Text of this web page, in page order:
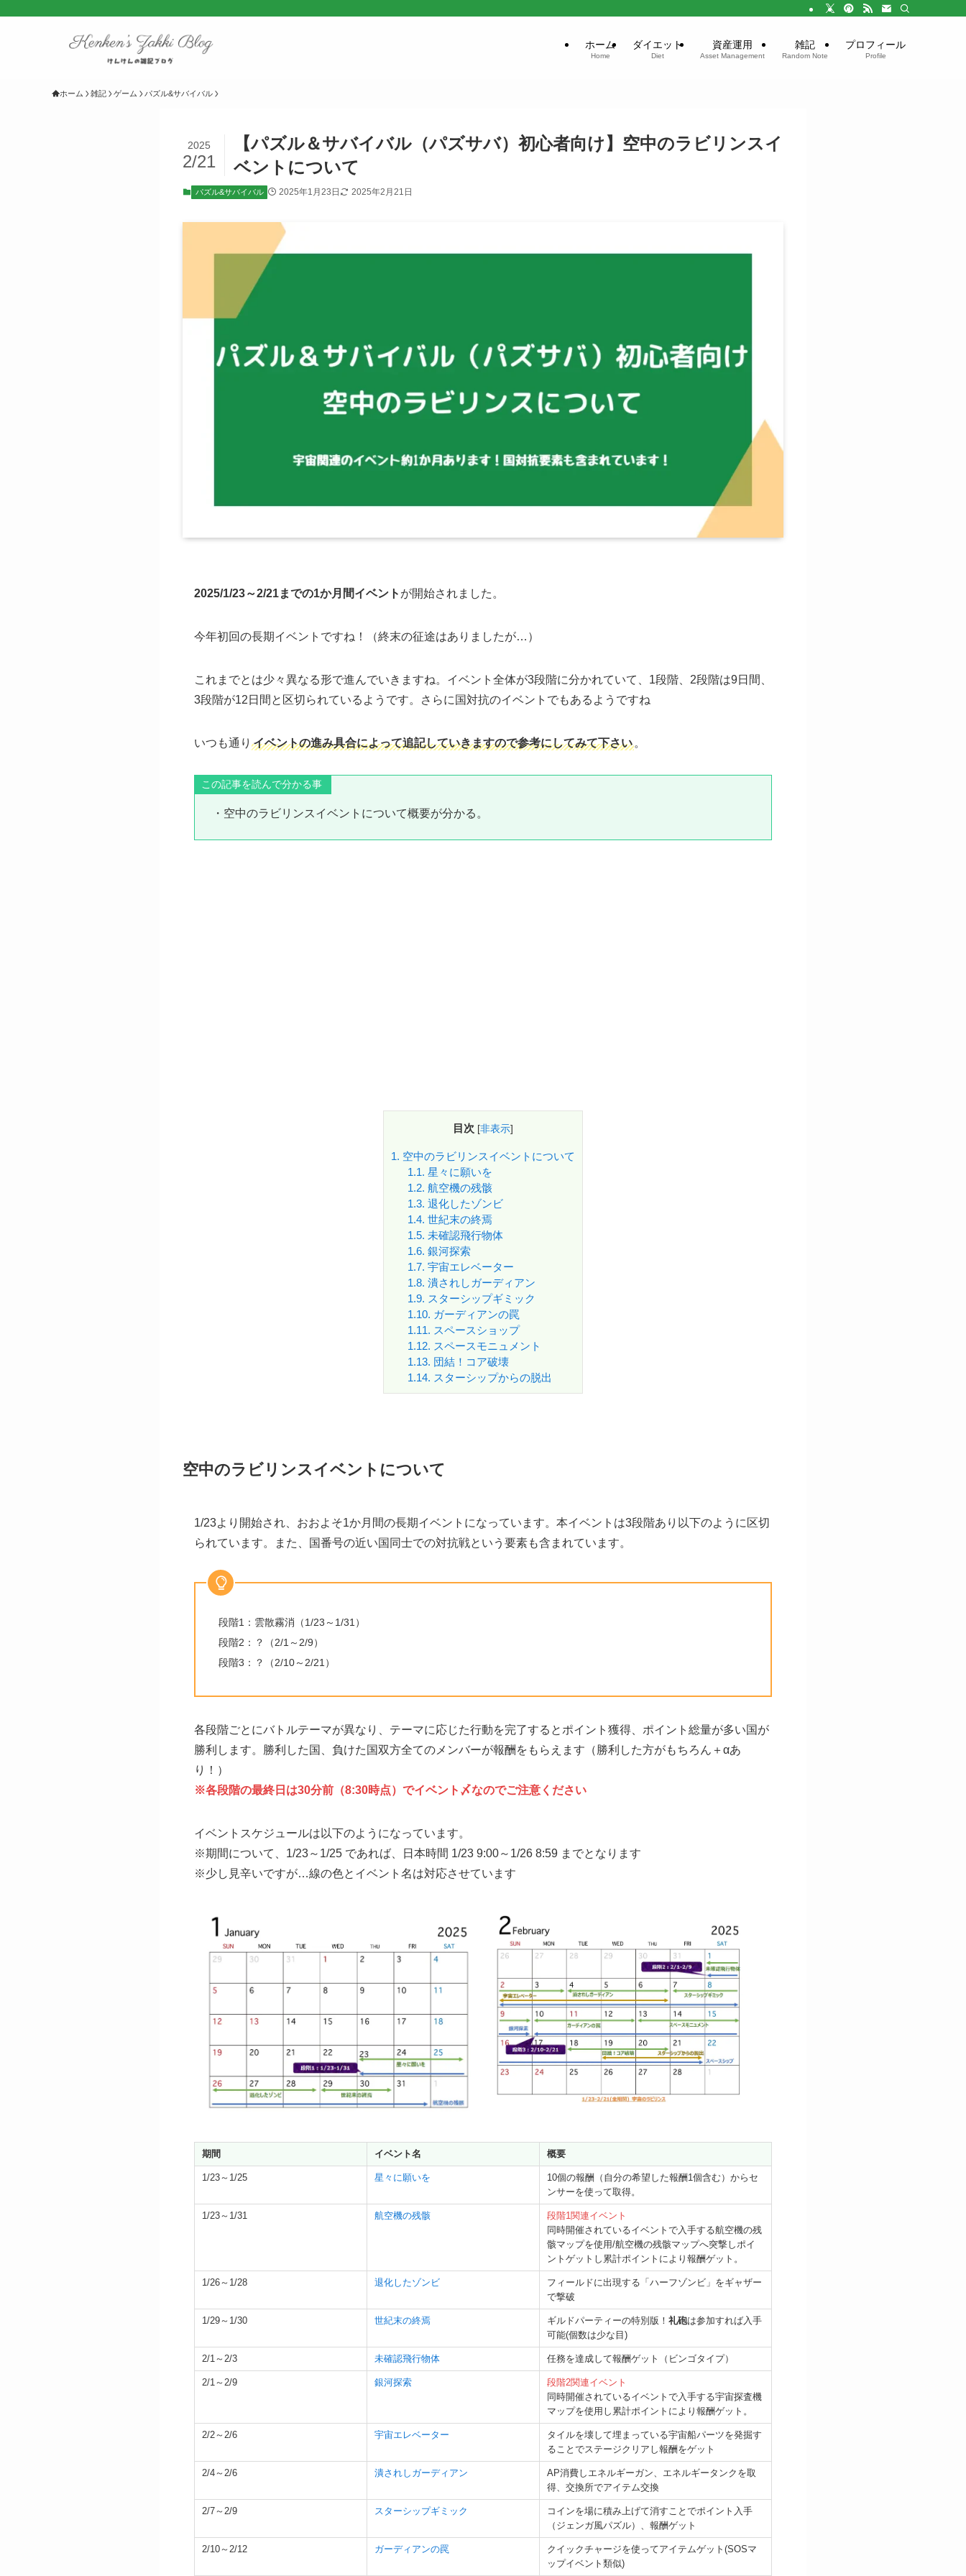
ホーム
Home
ダイエット
Diet
資産運用
Asset Management
雑記
Random Note
プロフィール
Profile
ホーム 雑記 ゲーム パズル&サバイバル
【パズル＆サバイバル（パズサバ）初心者向け】空中のラビリンスイ
ベントについて
2025
2/21
パズル&サバイバル 2025年1月23日 2025年2月21日
2025/1/23～2/21までの1か月間イベント が開始されました。
今年初回の長期イベントですね！（終末の征途はありましたが…）
これまでとは少々異なる形で進んでいきますね。イベント全体が3段階に分かれていて、1段階、2段階は9日間、
3段階が12日間と区切られているようです。さらに国対抗のイベントでもあるようですね
いつも通り イベントの進み具合によって追記していきますので参考にしてみて下さい 。
この記事を読んで分かる事
・空中のラビリンスイベントについて概要が分かる。
目次 [非表示]
1. 空中のラビリンスイベントについて
1.1. 星々に願いを
1.2. 航空機の残骸
1.3. 退化したゾンビ
1.4. 世紀末の終焉
1.5. 未確認飛行物体
1.6. 銀河探索
1.7. 宇宙エレベーター
1.8. 潰されしガーディアン
1.9. スターシップギミック
1.10. ガーディアンの罠
1.11. スペースショップ
1.12. スペースモニュメント
1.13. 団結！コア破壊
1.14. スターシップからの脱出
空中のラビリンスイベントについて
1/23より開始され、おおよそ1か月間の長期イベントになっています。本イベントは3段階あり以下のように区切
られています。また、国番号の近い国同士での対抗戦という要素も含まれています。
段階1：雲散霧消（1/23～1/31）
段階2：？（2/1～2/9）
段階3：？（2/10～2/21）
各段階ごとにバトルテーマが異なり、テーマに応じた行動を完了するとポイント獲得、ポイント総量が多い国が
勝利します。勝利した国、負けた国双方全てのメンバーが報酬をもらえます（勝利した方がもちろん＋αあ
り！）
※各段階の最終日は30分前（8:30時点）でイベント〆なのでご注意ください
イベントスケジュールは以下のようになっています。
※期間について、1/23～1/25 であれば、日本時間 1/23 9:00～1/26 8:59 までとなります
※少し見辛いですが…線の色とイベント名は対応させています
期間 イベント名 概要
1/23～1/25 星々に願いを
10個の報酬（自分の希望した報酬1個含む）からセ
ンサーを使って取得。
1/23～1/31 航空機の残骸
段階1関連イベント
同時開催されているイベントで入手する航空機の残
骸マップを使用/航空機の残骸マップへ突撃しポイ
ントゲットし累計ポイントにより報酬ゲット。
1/26～1/28 退化したゾンビ
フィールドに出現する「ハーフゾンビ」をギャザー
で撃破
1/29～1/30 世紀末の終焉 ギルドパーティーの特別版！ 礼砲は参加すれば入手
可能(個数は少な目)
2/1～2/3 未確認飛行物体 任務を達成して報酬ゲット（ビンゴタイプ）
2/1～2/9 銀河探索
段階2関連イベント
同時開催されているイベントで入手する宇宙探査機
マップを使用し累計ポイントにより報酬ゲット。
2/2～2/6 宇宙エレベーター
タイルを壊して埋まっている宇宙船パーツを発掘す
ることでステージクリアし報酬をゲット
2/4～2/6 潰されしガーディアン
AP消費しエネルギーガン、エネルギータンクを取
得、交換所でアイテム交換
2/7～2/9 スターシップギミック
コインを場に積み上げて消すことでポイント入手
（ジェンガ風パズル）、報酬ゲット
2/10～2/12 ガーディアンの罠
クイックチャージを使ってアイテムゲット(SOSマ
ップイベント類似)